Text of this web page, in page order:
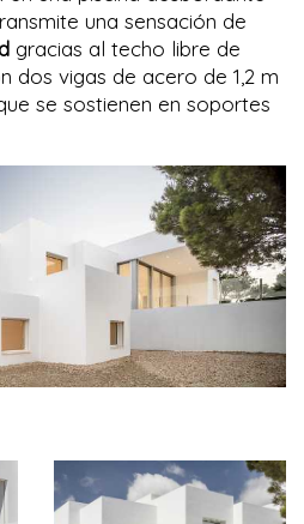
una sensación de
gracias al techo libre de
dos vigas de acero de 1,2 m
se sostienen en soportes